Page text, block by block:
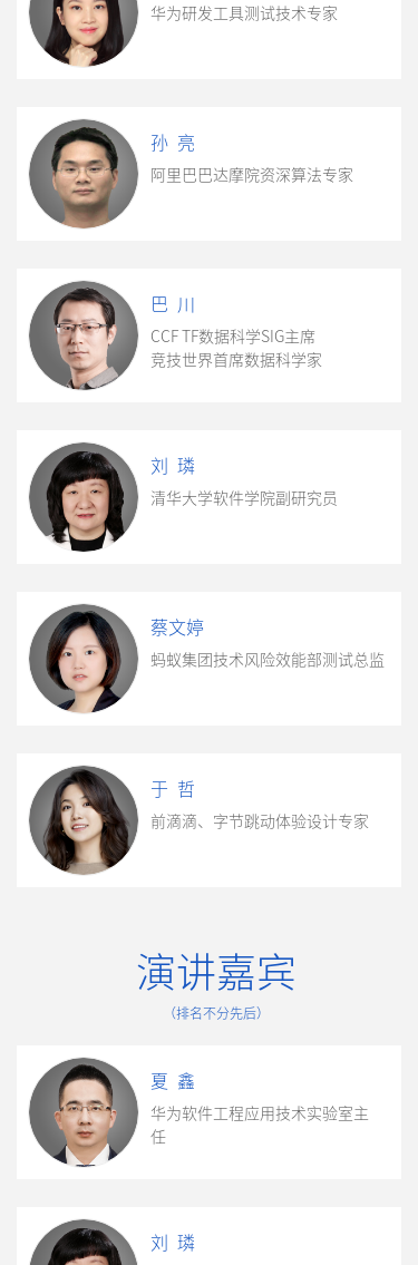
演讲嘉宾
（排名不分先后）
华为软件工程应用技术实验室主
任
夏 鑫
刘 璘
华为研发工具测试技术专家
孙 亮
阿里巴巴达摩院资深算法专家
巴 川
CCF TF数据科学SIG主席
竞技世界首席数据科学家
刘 璘
清华大学软件学院副研究员
蔡文婷
蚂蚁集团技术风险效能部测试总监
于 哲
前滴滴、字节跳动体验设计专家